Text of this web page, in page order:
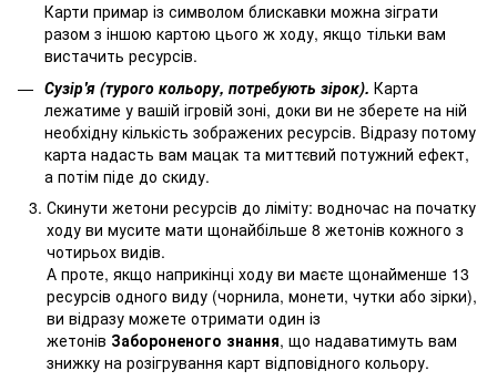
Карти примар із символом блискавки можна зіграти
разом з іншою картою цього ж ходу, якщо тільки вам
вистачить ресурсів.
Сузір'я (турого кольору, потребують зірок). Карта
лежатиме у вашій ігровій зоні, доки ви не зберете на ній
необхідну кількість зображених ресурсів. Відразу потому
карта надасть вам мацак та миттєвий потужний ефект,
а потім піде до скиду.
Скинути жетони ресурсів до ліміту: водночас на початку
ходу ви мусите мати щонайбільше 8 жетонів кожного з
чотирьох видів.
А проте, якщо наприкінці ходу ви маєте щонайменше 13
ресурсів одного виду (чорнила, монети, чутки або зірки),
ви відразу можете отримати один із
жетонів Забороненого знання, що надаватимуть вам
знижку на розігрування карт відповідного кольору.